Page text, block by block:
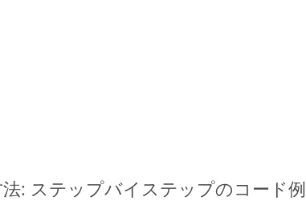
: ステップバイステップのコード例